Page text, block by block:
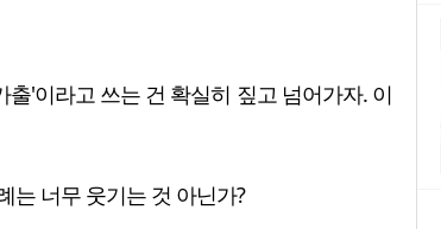
'이라고 쓰는 건 확실히 짚고 넘어가자. 이
는 너무 웃기는 것 아닌가?